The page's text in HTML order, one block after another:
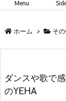
Menu
ホーム > そ
ダンスや歌で
のYEHA